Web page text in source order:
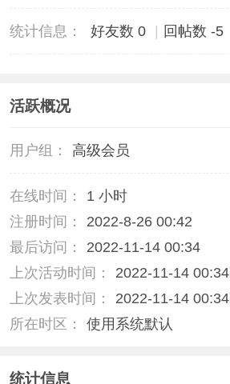
统计信息： 好友数 0 回帖数 -5
活跃概况
用户组： 高级会员
在线时间：
1 小时
注册时间：
2022-8-26 00:42
最后访问：
2022-11-14 00:34
上次活动时间：
2022-11-14 00:34
上次发表时间：
2022-11-14 00:34
所在时区：
使用系统默认
统计信息